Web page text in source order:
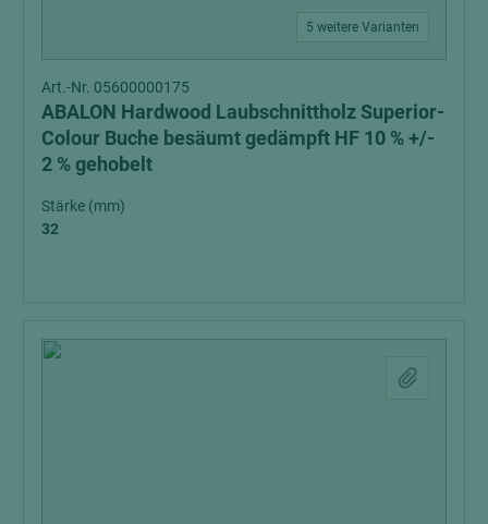
5 weitere Varianten
Art.-Nr. 05600000175
ABALON Hardwood Laubschnittholz Superior-
Colour Buche besäumt gedämpft HF 10 % +/-
2 % gehobelt
Stärke (mm)
32